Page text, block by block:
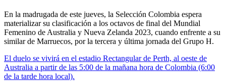
En la madrugada de este jueves, la Selección Colombia espera
materializar su clasificación a los octavos de final del Mundial
Femenino de Australia y Nueva Zelanda 2023, cuando enfrente a su
similar de Marruecos, por la tercera y última jornada del Grupo H.
El duelo se vivirá en el estadio Rectangular de Perth, al oeste de
Australia a partir de las 5:00 de la mañana hora de Colombia (6:00
de la tarde hora local).